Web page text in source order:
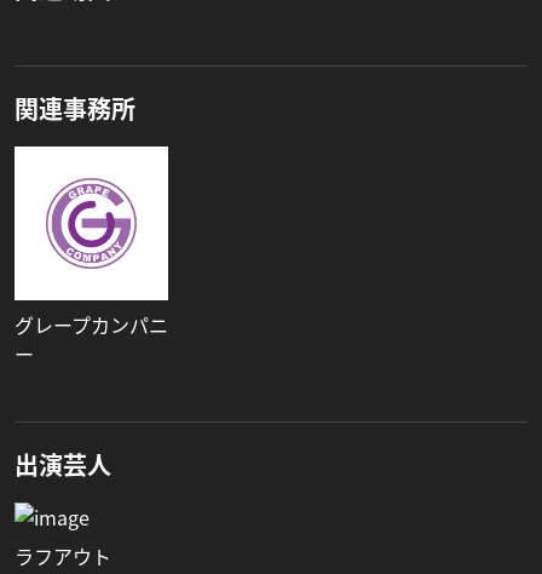
関連事務所
グレープカンパニ
ー
出演芸人
ラフアウト